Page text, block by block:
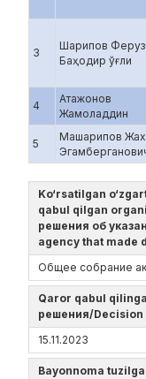
3
Шарипов
Баҳодир ўғли
4
Атажонов
Жамоладдин
5
Машарипов
Ko‘rsatilgan
qabul qilgan
решения об
agency that made
Общее собрание
Qaror qabul
решения/Decision
15.11.2023
Bayonnoma